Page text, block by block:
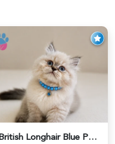
British Longhair Blue Point Erkek Pofuduk Yavrumuz - 6348